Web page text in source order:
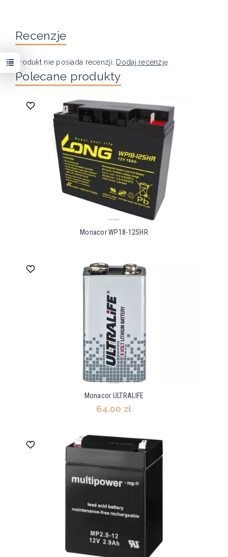
Recenzje
Produkt nie posiada recenzji. Dodaj recenzję
Polecane produkty
Monacor WP18-12SHR
Monacor ULTRALIFE
64,00 zł